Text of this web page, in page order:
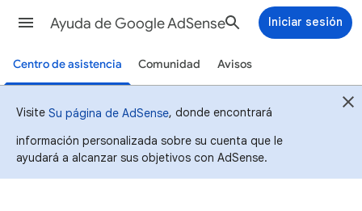
Ayuda de Google AdSense Iniciar sesión
Centro de asistencia Comunidad Avisos
Visite Su página de AdSense, donde encontrará
información personalizada sobre su cuenta que le
ayudará a alcanzar sus objetivos con AdSense.